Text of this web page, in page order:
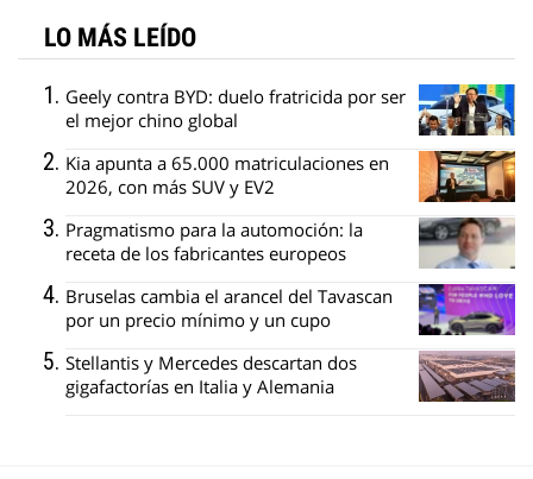
LO MÁS LEÍDO
Geely contra BYD: duelo fratricida por ser
el mejor chino global
Kia apunta a 65.000 matriculaciones en
2026, con más SUV y EV2
Pragmatismo para la automoción: la
receta de los fabricantes europeos
Bruselas cambia el arancel del Tavascan
por un precio mínimo y un cupo
Stellantis y Mercedes descartan dos
gigafactorías en Italia y Alemania